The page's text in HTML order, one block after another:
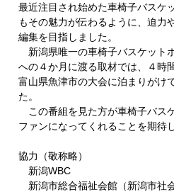
最近注目され始めた車椅子バスケ
もその魅力が伝わるように、迫力
編集を目指しました。
新潟県唯一の車椅子バスケット
への４か月に渡る取材では、４時
富山県魚津市の大会に泊まりがけ
た。
この番組を見た方が車椅子バス
ファンになってくれることを期待
協力（敬称略）
新潟WBC
新潟市総合福祉会館（新潟市社